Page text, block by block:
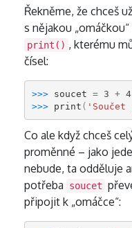
Řekněme, že chceš
s nějakou
print() , kterému
čísel:
>>> soucet = 3 + 4
>>> print (
Co ale když chceš
proměnné – jako
nebude, ta odděluje
potřeba
soucet
připojit k „omáčce“: